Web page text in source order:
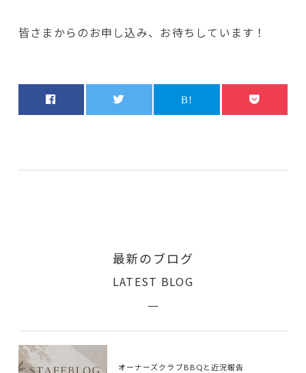
皆さまからのお申し込み、お待ちしています！
最新のブログ
LATEST BLOG
オーナーズクラブBBQと近況報告